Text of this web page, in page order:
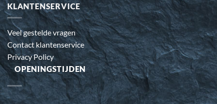
KLANTENSERVICE
Veel gestelde vragen
Contact klantenservice
Privacy Policy
OPENINGSTIJDEN